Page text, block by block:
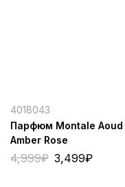
4018043
Парфюм Montale Aoud
Amber Rose
4,999₽ 3,499₽